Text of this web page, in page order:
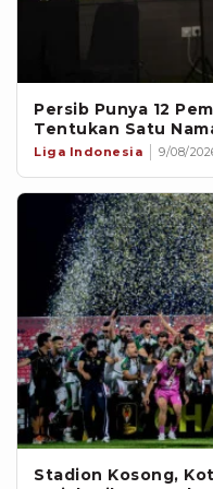
Persib Punya 12
Tentukan Satu
Liga Indonesia 9/08/
Stadion Kosong,